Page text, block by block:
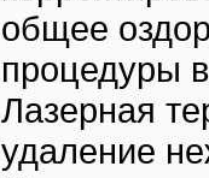
общее
процедуры
Лазерная
удаление